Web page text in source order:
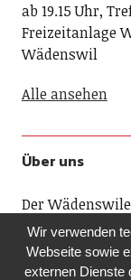
ab 19.15 Uhr,
Freizeitanlage
Wädenswil
Alle ansehen
Über uns
Der
Wädenswil mit
Hütten, Au
Samstagern.
Wir verwenden
Webseite sowie
externen Dienste